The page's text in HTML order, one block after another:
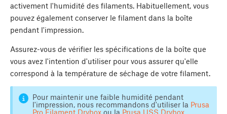
activement l'humidité des filaments. Habituellement, vous
pouvez également conserver le filament dans la boîte
pendant l'impression.
Assurez-vous de vérifier les spécifications de la boîte que
vous avez l'intention d'utiliser pour vous assurer qu'elle
correspond à la température de séchage de votre filament.
Pour maintenir une faible humidité pendant
l'impression, nous recommandons d'utiliser la Prusa